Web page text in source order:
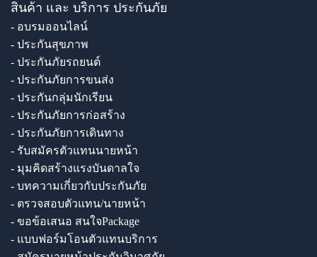
สินค้า และ บริการ ประกันภัย
- อบรมออนไลน์
- ประกันสุขภาพ
- ประกันภัยรถยนต์
- ประกันภัยการขนส่ง
- ประกันกลุ่มนักเรียน
- ประกันภัยการก่อสร้าง
- ประกันภัยการเดินทาง
- รับสมัครตัวแทนนายหน้า
- มุมคิดสร้างแรงบันดาลใจ
- บทความเกี่ยวกับประกันภัย
- ตรวจสอบตัวแทน/นายหน้า
- ขอข้อเสนอ สนใจPackage
- แบบฟอร์มโอนตัวแทนบริการ